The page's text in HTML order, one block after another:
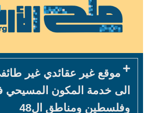
موقع غير عقائدي غير
الى خدمة المكون المسيحي
وفلسطين ومناطق ال48